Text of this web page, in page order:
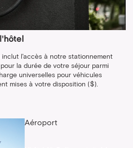
inclut l'accès à notre stationnement
la durée de votre séjour parmi
universelles pour véhicules
mises à votre disposition ($).
Aéroport